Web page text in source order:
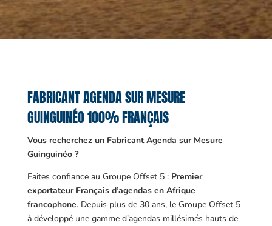
FABRICANT AGENDA SUR MESURE
GUINGUINÉO 100% FRANÇAIS
Vous recherchez un Fabricant Agenda sur Mesure
Guinguinéo ?
Faites confiance au Groupe Offset 5 : Premier
exportateur Français d’agendas en Afrique
francophone. Depuis plus de 30 ans, le Groupe Offset 5
à développé une gamme d’agendas millésimés hauts de